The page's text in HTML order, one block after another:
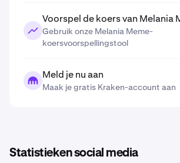
Voorspel de koers van Melania
Gebruik onze Melania Meme-
koersvoorspellingstool
Meld je nu aan
Maak je gratis Kraken-account aan
Statistieken social media